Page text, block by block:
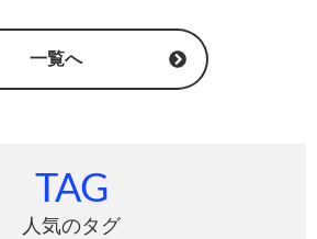
一覧へ
TAG
人気のタグ